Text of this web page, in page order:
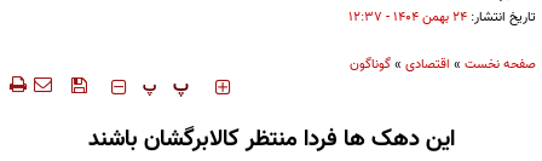
تاریخ انتشار: ۲۴ بهمن ۱۴۰۴ - ۱۲:۳۷
صفحه نخست » اقتصادی »گوناگون
‍‍‍ پ پ
این دهک ها فردا منتظر کالابرگشان باشند